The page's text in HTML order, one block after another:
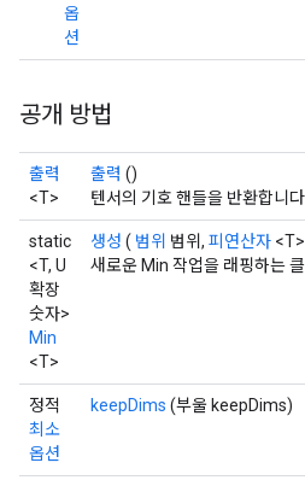
옵
션
공개 방법
출력
<T>
출력 ()
텐서의 기호 핸들을 반환합니다.
static
<T, U
확장
숫자>
Min
<T>
생성 ( 범위 범위, 피연산자
새로운 Min 작업을 래핑하는
정적
최소
옵션
keepDims (부울 keepDims)